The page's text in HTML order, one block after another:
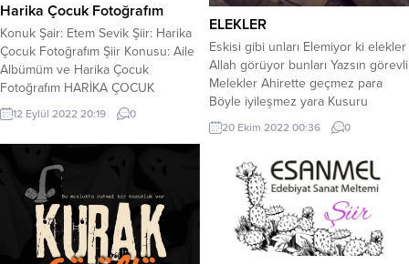
Harika Çocuk Fotoğrafım
Konuk Şair: Etem Sevik Şiir: Harika
Çocuk Fotoğrafım Şiir Konusu: Aile
Albümüm ve Harika Çocuk
Fotoğrafım HARİKA ÇOCUK
FOTOĞRAFIM Aile albümümün
fotoğraflarına bir göz attım bugün.
Harika çocukluğumdan kalan güzel
bir hatıra harika çocuk fotoğrafıma
ilişti gözlerim. Aklıma harika
çocukluğum geldi hemen. Ama ne
güzeldi, harikaydı benim
çocukluğum. Hafifçe albümüme...
12 Eylül 2022 20:19 0
ELEKLER
Eskisi gibi unları Elemiyor ki elekler
Allah görüyor bunları Yazsın görevli
Melekler Ahirette geçmez para
Böyle iyileşmez yara Kusuru
kendinde ara Kahpe mi sence
felekler Kazmış dahada kazarda
kaldı pazarda Pahalı gömlek
yelekler Temeli çürük binanın
Sinan’ın işi Sinan’ın Alparslan der ki
inanın Keleklik...
20 Ekim 2022 00:36 0